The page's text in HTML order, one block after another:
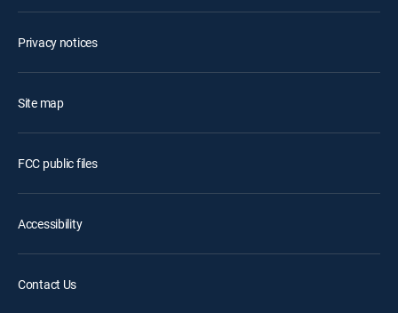
Privacy notices
Site map
FCC public files
Accessibility
Contact Us